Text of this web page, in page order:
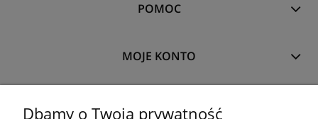
POMOC
MOJE KONTO
Dbamy o Twoją prywatność